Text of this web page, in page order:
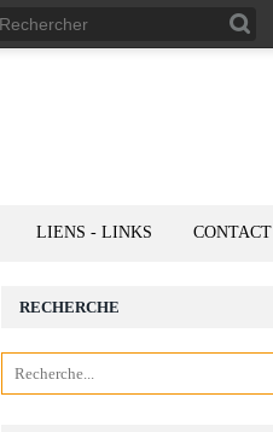
LIENS - LINKS CONTACT
RECHERCHE